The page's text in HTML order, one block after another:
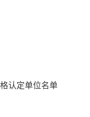
认定单位名单